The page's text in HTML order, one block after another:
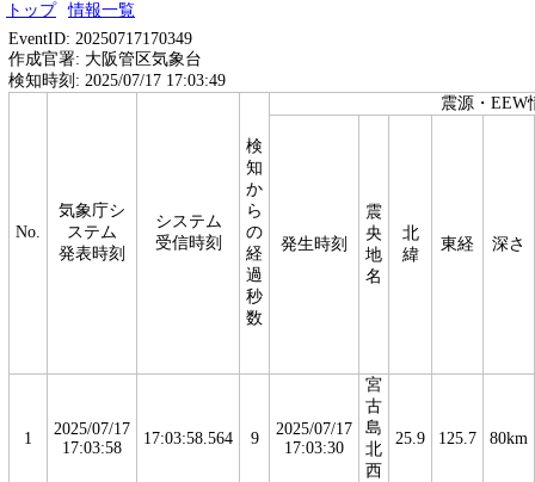
トップ
情報一覧
EventID: 20250717170349
作成官署: 大阪管区気象台
検知時刻: 2025/07/17 17:03:49
No.
気象庁シ
ステム
発表時刻
システム
受信時刻
検
知
か
ら
の
経
過
秒
数
震源・EEW
発生時刻
震
央
地
名
北
緯
東経 深さ
1
2025/07/17
17:03:58
17:03:58.564 9
2025/07/17
17:03:30
宮
古
島
北
西
25.9 125.7 80km